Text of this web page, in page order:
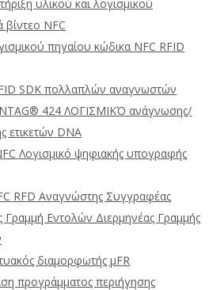
υλικού και λογισμικού
βίντεο NFC
πηγαίου κώδικα NFC RFID
SDK πολλαπλών αναγνωστών
424 ΛΟΓΙΣΜΙΚΌ ανάγνωσης/
ετικετών DNA
Λογισμικό ψηφιακής υπογραφής
RFD Αναγνώστης Συγγραφέας
Εντολών Διερμηνέας Γραμμής
διαμορφωτής μFR
προγράμματος περιήγησης